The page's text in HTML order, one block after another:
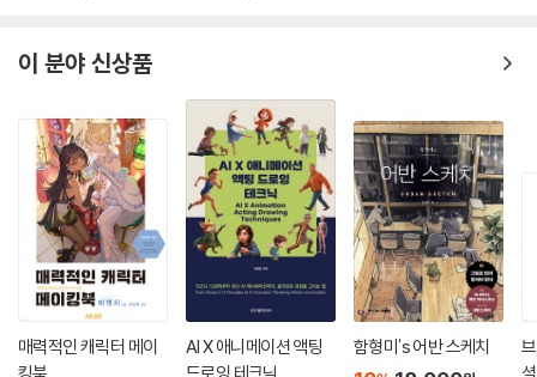
이 분야 신상품
매력적인 캐릭터 메이
AI X 애니메이션 액팅
함형미's 어반 스케치